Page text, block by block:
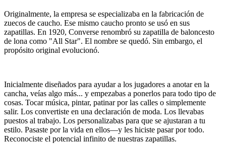
Originalmente, la empresa se especializaba en la fabricación de
zuecos de caucho. Ese mismo caucho pronto se usó en sus
zapatillas. En 1920, Converse renombró su zapatilla de baloncesto
de lona como "All Star". El nombre se quedó. Sin embargo, el
propósito original evolucionó.
Inicialmente diseñados para ayudar a los jugadores a anotar en la
cancha, veías algo más... y empezabas a ponerlos para todo tipo de
cosas. Tocar música, pintar, patinar por las calles o simplemente
salir. Los convertiste en una declaración de moda. Los llevabas
puestos al trabajo. Los personalizabas para que se ajustaran a tu
estilo. Pasaste por la vida en ellos—y les hiciste pasar por todo.
Reconociste el potencial infinito de nuestras zapatillas.